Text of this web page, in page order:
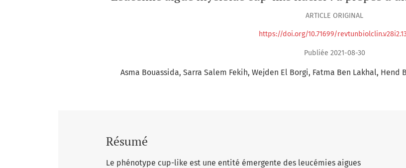
ARTICLE ORIGINAL
https://doi.org/10.71699/
Publiée 2021-08-30
Asma Bouassida Sarra Salem Fekih Wejden El Borgi Fatma Ben Lakhal Hend
Résumé
Le phénotype cup-like est une entité émergente des leucémies aigues